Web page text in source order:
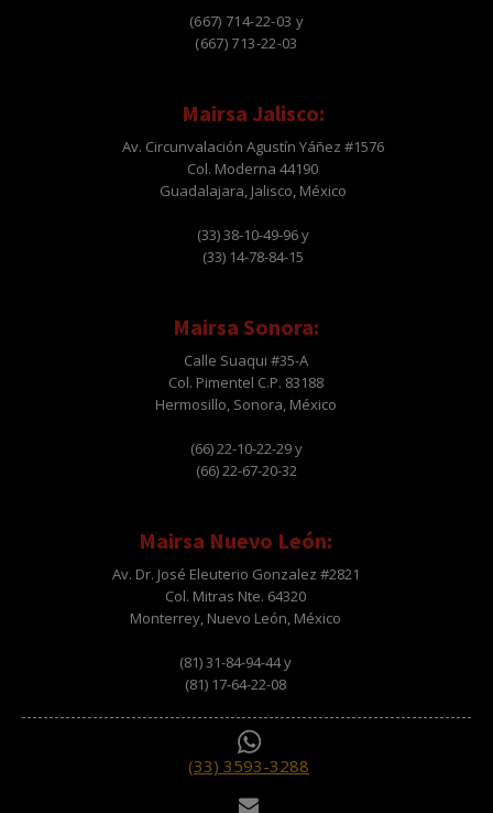
(667) 714-22-03 y
(667) 713-22-03
Mairsa Jalisco:
Av. Circunvalación Agustín Yáñez #1576
Col. Moderna 44190
Guadalajara, Jalisco, México
(33) 38-10-49-96 y
(33) 14-78-84-15
Mairsa Sonora:
Calle Suaqui #35-A
Col. Pimentel C.P. 83188
Hermosillo, Sonora, México
(66) 22-10-22-29 y
(66) 22-67-20-32
Mairsa Nuevo León:
Av. Dr. José Eleuterio Gonzalez #2821
Col. Mitras Nte. 64320
Monterrey, Nuevo León, México
(81) 31-84-94-44 y
(81) 17-64-22-08
(33) 3593-3288